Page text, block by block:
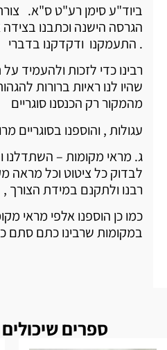
ביוד"ע סימן רע"ט ס"א.
הגרסה הישנה וכתבנו בצידה
. התעמקנו ודקדקנו בדברי
רבינו כדי לזכות ולהעמיד
שהיו לנו ראיות ברורות
מהמקור רק הכנסנו סוגריים
עגולות , והוספנו בסוגריים
ג. מראי מקומות –
לבדוק כל ציטוט וכל מראה
רבנו ולתקנם במידת הצורך ,
כמו כן הוספנו אלפי מראי
במקומות שרבינו כתם
ספרים